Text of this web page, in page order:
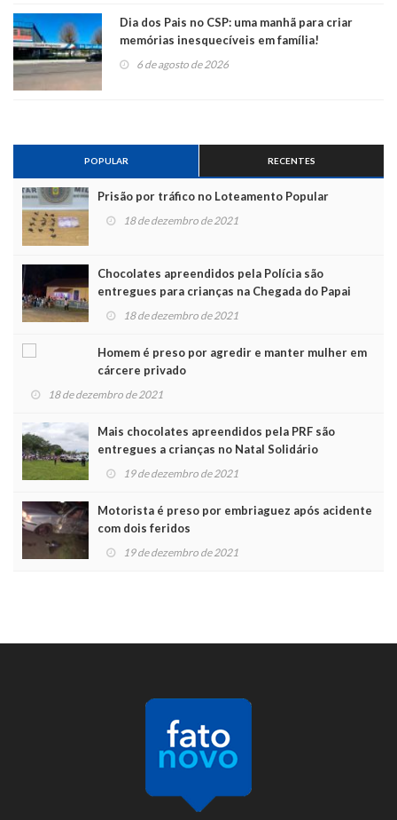
Dia dos Pais no CSP: uma manhã para criar
memórias inesquecíveis em família!
6 de agosto de 2026
POPULAR RECENTES
Prisão por tráfico no Loteamento Popular
18 de dezembro de 2021
Chocolates apreendidos pela Polícia são
entregues para crianças na Chegada do Papai
Noel
18 de dezembro de 2021
Homem é preso por agredir e manter mulher em
cárcere privado
18 de dezembro de 2021
Mais chocolates apreendidos pela PRF são
entregues a crianças no Natal Solidário
19 de dezembro de 2021
Motorista é preso por embriaguez após acidente
com dois feridos
19 de dezembro de 2021